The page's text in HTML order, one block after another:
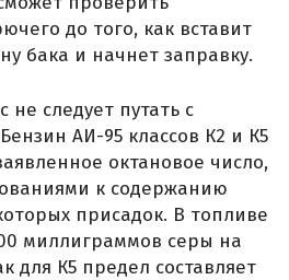
до того, как вставит
бака и начнет заправку.
не следует путать с
АИ-95 классов К2 и К5
октановое число,
к содержанию
присадок. В топливе
миллиграммов серы на
для К5 предел составляет